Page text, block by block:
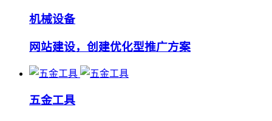
机械设备
网站建设，创建优化型推广方案
五金工具